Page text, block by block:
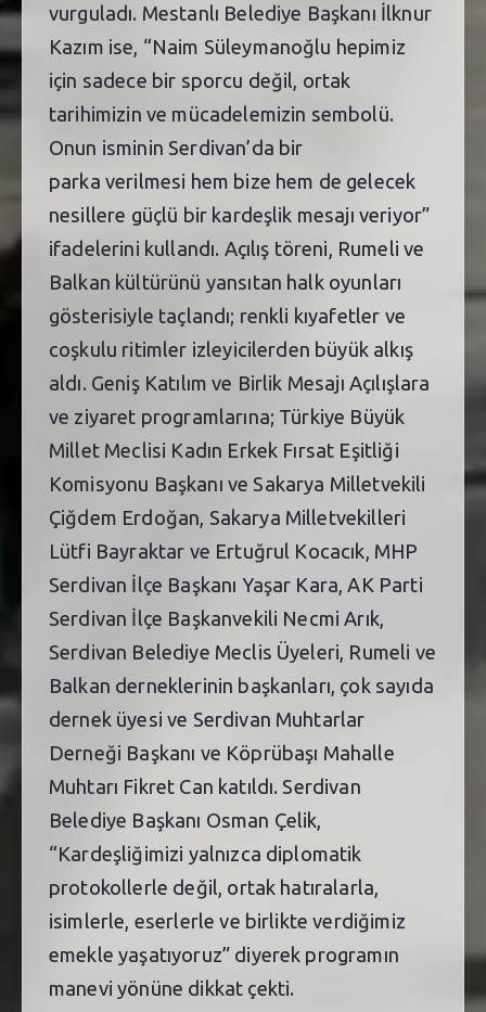
vurguladı. Mestanlı Belediye Başkanı İlknur
Kazım ise, “Naim Süleymanoğlu hepimiz
için sadece bir sporcu değil, ortak
tarihimizin ve mücadelemizin sembolü.
Onun isminin Serdivan’da bir
parka verilmesi hem bize hem de gelecek
nesillere güçlü bir kardeşlik mesajı veriyor”
ifadelerini kullandı. Açılış töreni, Rumeli ve
Balkan kültürünü yansıtan halk oyunları
gösterisiyle taçlandı; renkli kıyafetler ve
coşkulu ritimler izleyicilerden büyük alkış
aldı. Geniş Katılım ve Birlik Mesajı Açılışlara
ve ziyaret programlarına; Türkiye Büyük
Millet Meclisi Kadın Erkek Fırsat Eşitliği
Komisyonu Başkanı ve Sakarya Milletvekili
Çiğdem Erdoğan, Sakarya Milletvekilleri
Lütfi Bayraktar ve Ertuğrul Kocacık, MHP
Serdivan İlçe Başkanı Yaşar Kara, AK Parti
Serdivan İlçe Başkanvekili Necmi Arık,
Serdivan Belediye Meclis Üyeleri, Rumeli ve
Balkan derneklerinin başkanları, çok sayıda
dernek üyesi ve Serdivan Muhtarlar
Derneği Başkanı ve Köprübaşı Mahalle
Muhtarı Fikret Can katıldı. Serdivan
Belediye Başkanı Osman Çelik,
“Kardeşliğimizi yalnızca diplomatik
protokollerle değil, ortak hatıralarla,
isimlerle, eserlerle ve birlikte verdiğimiz
emekle yaşatıyoruz” diyerek programın
manevi yönüne dikkat çekti.